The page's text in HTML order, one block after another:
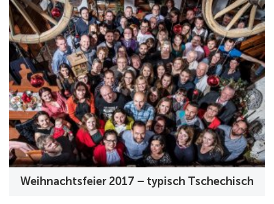
Weihnachtsfeier 2017 – typisch Tschechisch